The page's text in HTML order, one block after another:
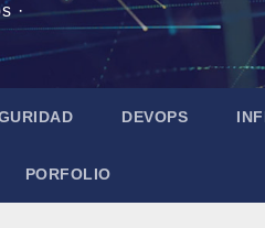
·
DEVOPS
PORFOLIO